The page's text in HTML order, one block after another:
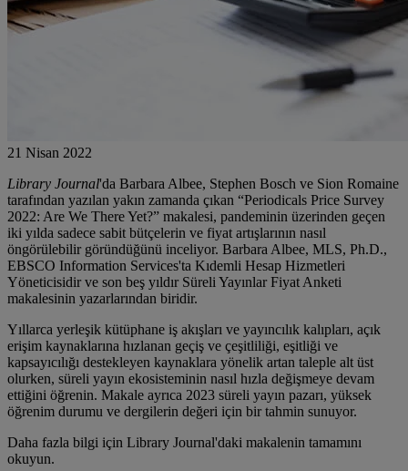
21 Nisan 2022
Library Journal'da Barbara Albee, Stephen Bosch ve Sion Romaine
tarafından yazılan yakın zamanda çıkan “Periodicals Price Survey
2022: Are We There Yet?” makalesi, pandeminin üzerinden geçen
iki yılda sadece sabit bütçelerin ve fiyat artışlarının nasıl
öngörülebilir göründüğünü inceliyor. Barbara Albee, MLS, Ph.D.,
EBSCO Information Services'ta Kıdemli Hesap Hizmetleri
Yöneticisidir ve son beş yıldır Süreli Yayınlar Fiyat Anketi
makalesinin yazarlarından biridir.
Yıllarca yerleşik kütüphane iş akışları ve yayıncılık kalıpları, açık
erişim kaynaklarına hızlanan geçiş ve çeşitliliği, eşitliği ve
kapsayıcılığı destekleyen kaynaklara yönelik artan taleple alt üst
olurken, süreli yayın ekosisteminin nasıl hızla değişmeye devam
ettiğini öğrenin. Makale ayrıca 2023 süreli yayın pazarı, yüksek
öğrenim durumu ve dergilerin değeri için bir tahmin sunuyor.
Daha fazla bilgi için Library Journal'daki makalenin tamamını
okuyun.